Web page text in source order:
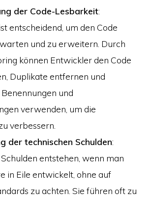
der Code-Lesbarkeit:
entscheidend, um den Code
und zu erweitern. Durch
können Entwickler den Code
Duplikate entfernen und
und
verwenden, um die
verbessern.
der technischen Schulden:
entstehen, wenn man
in Eile entwickelt, ohne auf
zu achten. Sie führen oft zu